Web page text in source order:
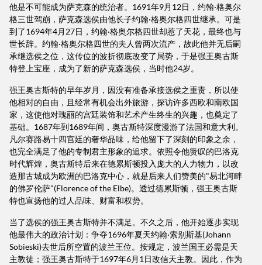
他是不可能成为萨克森的统治者。1691年9月12日，约翰·格奥尔
格三世驾崩，萨克森选侯由他长子约翰·格奥尔格四世继承。可是
到了1694年4月27日，约翰·格奥尔格四世却惹了天花，最终也与
世长辞。约翰·格奥尔格四世的夫人曾两次流产，故此他并无后嗣
承继选侯之位，这传位的波折彻底改变了局势，于是强王奥古斯
特登上宝座，成为了新的萨克森选侯，当时他24岁。
强王奥古斯特的早年岁月，因没有准备承接选侯之重责，所以使
他相对的自由，且经常有机会出外旅游，探访许多西欧和南欧国
家，这使他对瑰丽的宫廷装饰和艺术产生终生的兴趣，也奠定了
基础。1687年到1689年间，奥古斯特深度漫游了法国和意大利。
凡尔赛路易十四宫廷的奢华品味，给他留下了深刻的印象之余，
也完全满足了他的专制君主形象的追求。依照令他赞叹的巴洛克
时代辉煌，奥古斯特后来在德累斯顿投入庞大的人力物力，以改
造那古城成为欧洲的巴洛克中心，就是后来人们赞美的"易北河畔
的佛罗伦萨"(Florence of the Elbe)。透过德累斯顿，强王奥古斯
特也宣扬他的过人品味、财富和权势。
当了选侯的强王奥古斯特并不满足。不久之后，他开始逐步实现
他最伟大的政治计划：争夺1696年夏天约翰·索别斯基(Johann
Sobieski)去世后所空置的波兰王位。按规定，波兰国王必需是天
主教徒；强王奥古斯特于1697年6月1日改信天主教。因此，作为